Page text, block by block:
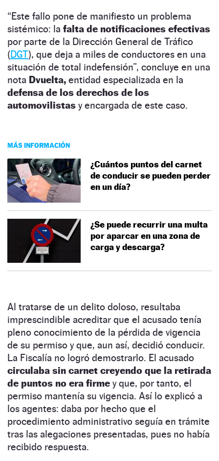
“Este fallo pone de manifiesto un problema
sistémico: la falta de notificaciones efectivas
por parte de la Dirección General de Tráfico
(DGT), que deja a miles de conductores en una
situación de total indefensión”, concluye en una
nota Dvuelta, entidad especializada en la
defensa de los derechos de los
automovilistas y encargada de este caso.
MÁS INFORMACIÓN
¿Cuántos puntos del carnet
de conducir se pueden perder
en un día?
¿Se puede recurrir una multa
por aparcar en una zona de
carga y descarga?
Al tratarse de un delito doloso, resultaba
imprescindible acreditar que el acusado tenía
pleno conocimiento de la pérdida de vigencia
de su permiso y que, aun así, decidió conducir.
La Fiscalía no logró demostrarlo. El acusado
circulaba sin carnet creyendo que la retirada
de puntos no era firme y que, por tanto, el
permiso mantenía su vigencia. Así lo explicó a
los agentes: daba por hecho que el
procedimiento administrativo seguía en trámite
tras las alegaciones presentadas, pues no había
recibido respuesta.